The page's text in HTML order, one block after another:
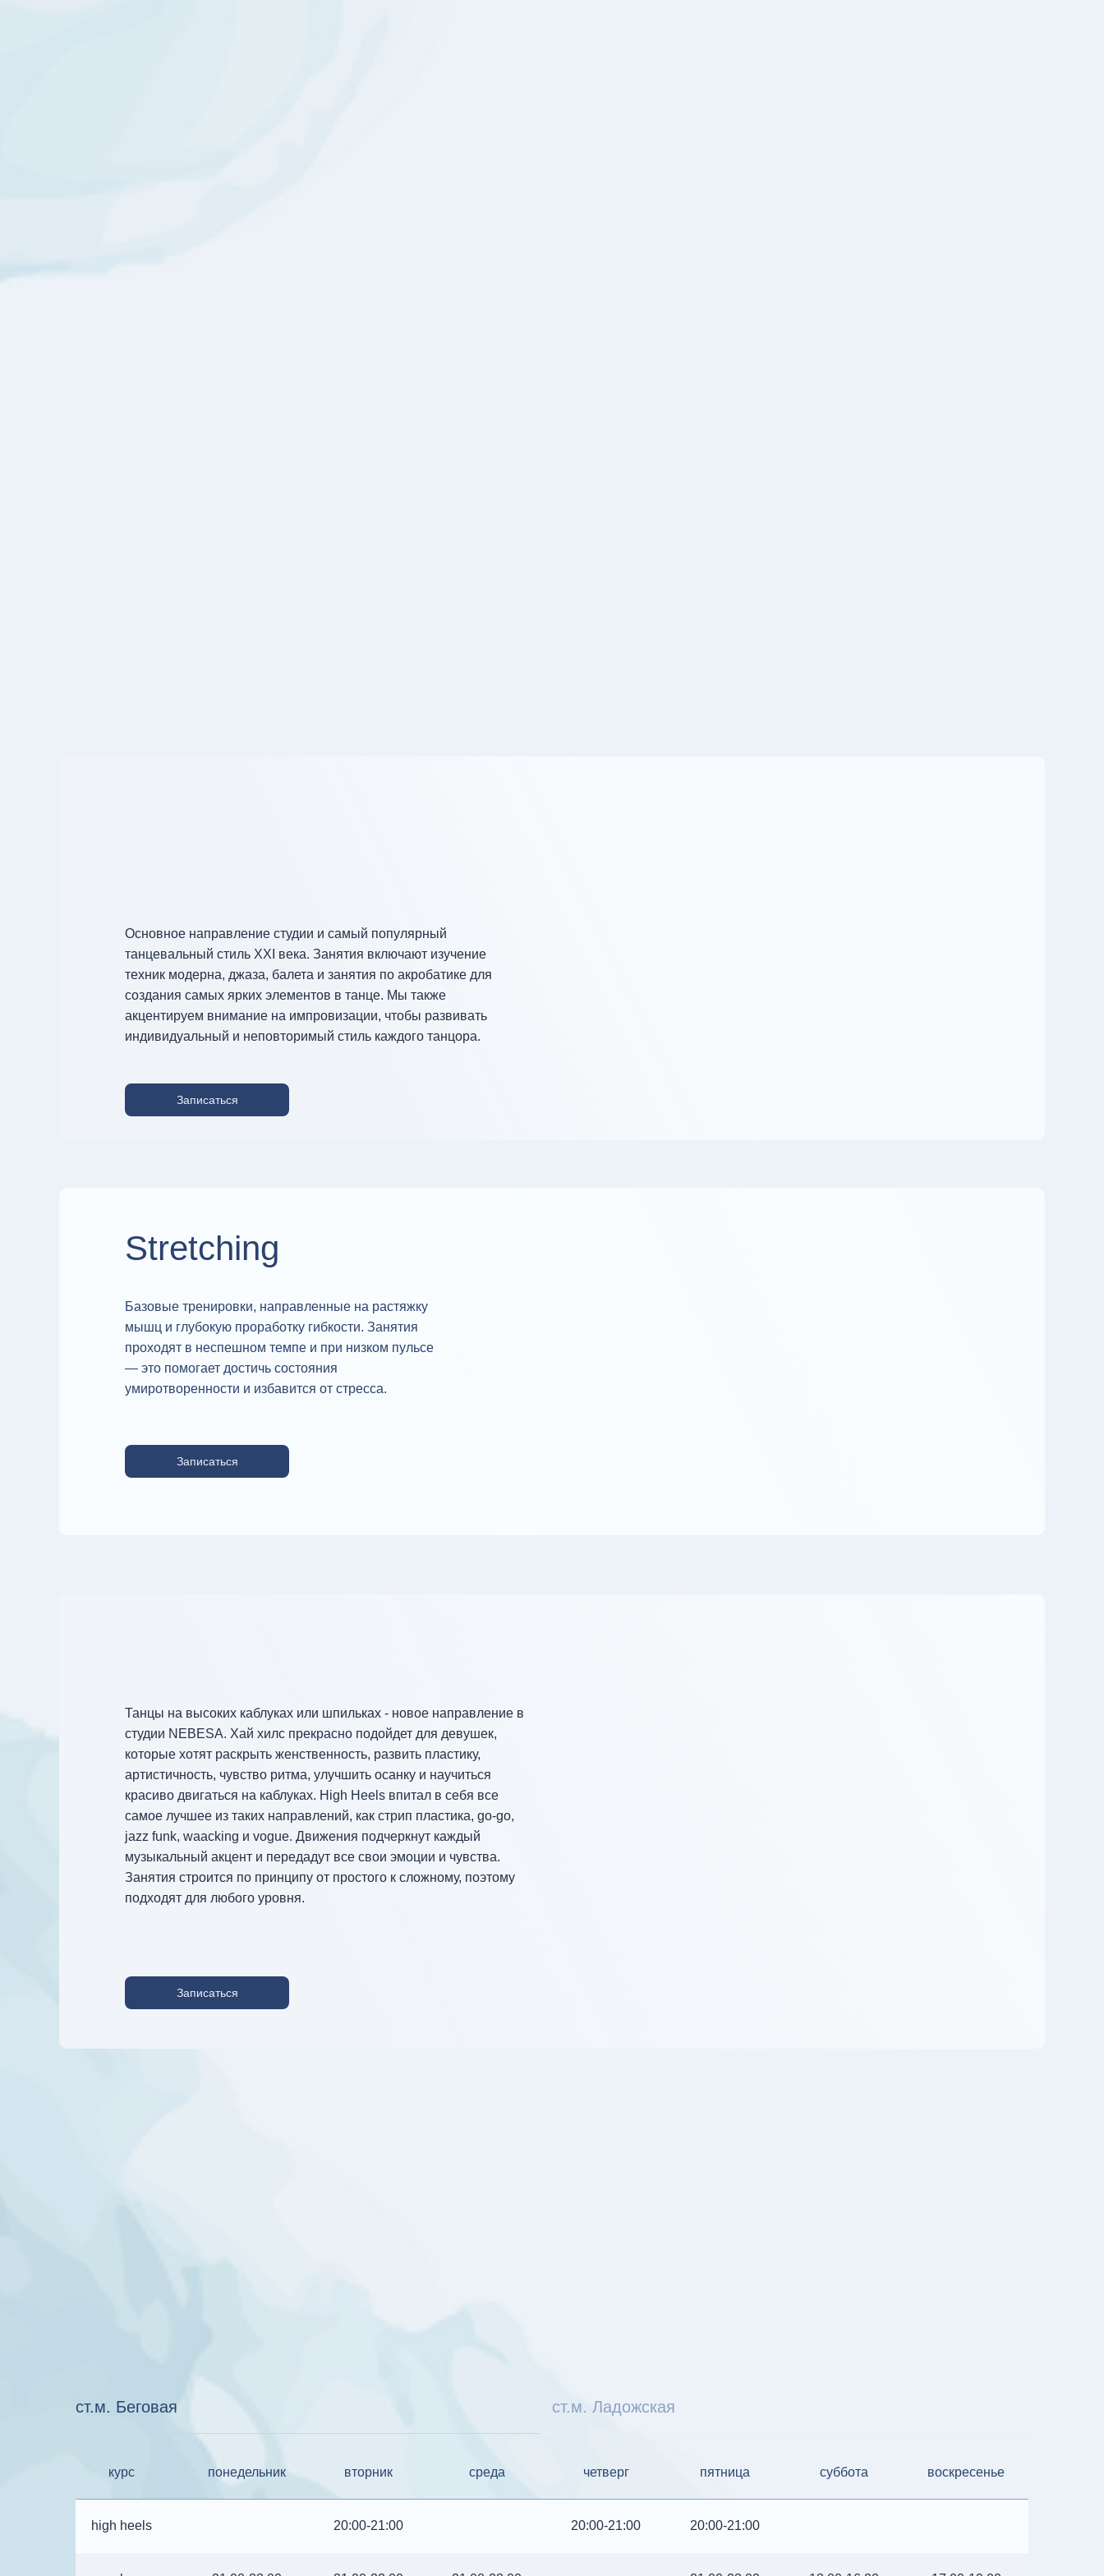
Основное направление студии и самый популярный
танцевальный стиль XXI века. Занятия включают изучение
техник модерна, джаза, балета и занятия по акробатике для
создания самых ярких элементов в танце. Мы также
акцентируем внимание на импровизации, чтобы развивать
индивидуальный и неповторимый стиль каждого танцора.
Записаться
Stretching
Базовые тренировки, направленные на растяжку
мышц и глубокую проработку гибкости. Занятия
проходят в неспешном темпе и при низком пульсе
— это помогает достичь состояния
умиротворенности и избавится от стресса.
Записаться
Танцы на высоких каблуках или шпильках - новое направление в
студии NEBESA. Хай хилс прекрасно подойдет для девушек,
которые хотят раскрыть женственность, развить пластику,
артистичность, чувство ритма, улучшить осанку и научиться
красиво двигаться на каблуках. High Heels впитал в себя все
самое лучшее из таких направлений, как стрип пластика, go-go,
jazz funk, waacking и vogue. Движения подчеркнут каждый
музыкальный акцент и передадут все свои эмоции и чувства.
Занятия строится по принципу от простого к сложному, поэтому
подходят для любого уровня.
Записаться
ст.м. Беговая ст.м. Ладожская
курс понедельник вторник среда четверг пятница суббота воскресенье
high heels 20:00-21:00 20:00-21:00 20:00-21:00